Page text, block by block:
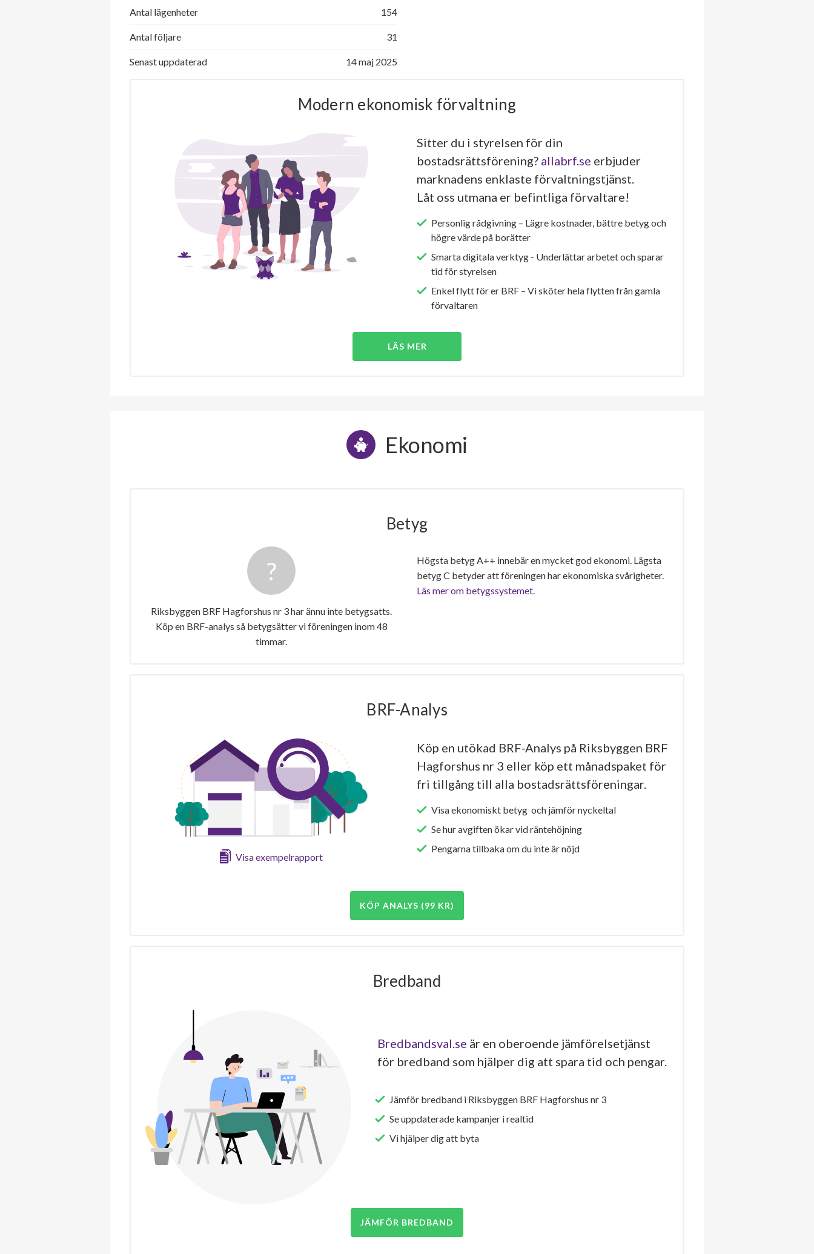
Antal lägenheter 154
Antal följare 31
Senast uppdaterad 14 maj 2025
Modern ekonomisk förvaltning
Sitter du i styrelsen för din
bostadsrättsförening? allabrf.se erbjuder
marknadens enklaste förvaltningstjänst.
Låt oss utmana er befintliga förvaltare!
Personlig rådgivning – Lägre kostnader, bättre betyg och
högre värde på borätter
Smarta digitala verktyg - Underlättar arbetet och sparar
tid för styrelsen
Enkel flytt för er BRF – Vi sköter hela flytten från gamla
förvaltaren
LÄS MER
Ekonomi
Betyg
Riksbyggen BRF Hagforshus nr 3 har ännu inte betygsatts.
Köp en BRF-analys så betygsätter vi föreningen inom 48
timmar.
Högsta betyg A++ innebär en mycket god ekonomi. Lägsta
betyg C betyder att föreningen har ekonomiska svårigheter.
Läs mer om betygssystemet.
BRF-Analys
Visa exempelrapport
Köp en utökad BRF-Analys på Riksbyggen BRF
Hagforshus nr 3 eller köp ett månadspaket för
fri tillgång till alla bostadsrättsföreningar.
Visa ekonomiskt betyg och jämför nyckeltal
Se hur avgiften ökar vid räntehöjning
Pengarna tillbaka om du inte är nöjd
KÖP ANALYS (99 KR)
Bredband
Bredbandsval.se är en oberoende jämförelsetjänst
för bredband som hjälper dig att spara tid och pengar.
Jämför bredband i Riksbyggen BRF Hagforshus nr 3
Se uppdaterade kampanjer i realtid
Vi hjälper dig att byta
JÄMFÖR BREDBAND